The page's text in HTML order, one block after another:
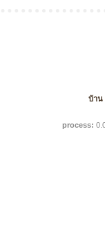
บ้าน
process: